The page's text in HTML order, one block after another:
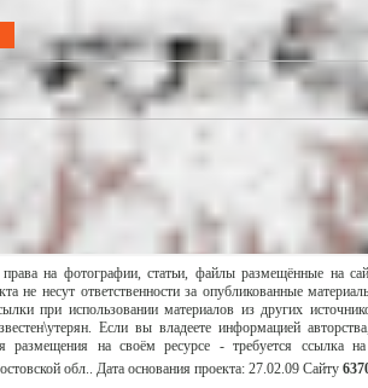
на фотографии, статьи, файлы размещённые на
не несут ответственности за опубликованные
при использовании материалов из других
Если вы владеете информацией
размещения на своём ресурсе - требуется ссылка
обл.. Дата основания проекта: 27.02.09 Сайту